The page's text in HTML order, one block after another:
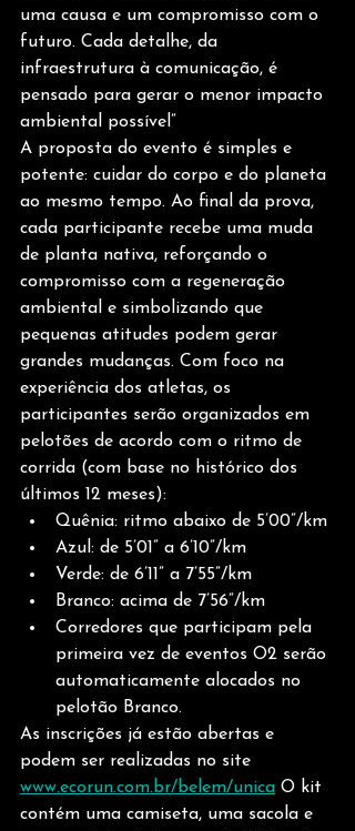
uma causa e um compromisso com o
futuro. Cada detalhe, da
infraestrutura à comunicação, é
pensado para gerar o menor impacto
ambiental possível”
A proposta do evento é simples e
potente: cuidar do corpo e do planeta
ao mesmo tempo. Ao final da prova,
cada participante recebe uma muda
de planta nativa, reforçando o
compromisso com a regeneração
ambiental e simbolizando que
pequenas atitudes podem gerar
grandes mudanças. Com foco na
experiência dos atletas, os
participantes serão organizados em
pelotões de acordo com o ritmo de
corrida (com base no histórico dos
últimos 12 meses):
Quênia: ritmo abaixo de 5’00”/km
Azul: de 5’01” a 6’10”/km
Verde: de 6’11” a 7’55”/km
Branco: acima de 7’56”/km
Corredores que participam pela
primeira vez de eventos O2 serão
automaticamente alocados no
pelotão Branco.
As inscrições já estão abertas e
podem ser realizadas no site
www.ecorun.com.br/belem/unica O kit
contém uma camiseta, uma sacola e